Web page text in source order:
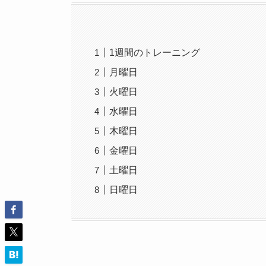
1週間のトレーニング
月曜日
火曜日
水曜日
木曜日
金曜日
土曜日
日曜日